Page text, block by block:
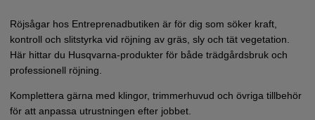
Röjsågar hos Entreprenadbutiken är för dig som söker kraft,
kontroll och slitstyrka vid röjning av gräs, sly och tät vegetation.
Här hittar du Husqvarna-produkter för både trädgårdsbruk och
professionell röjning.
Komplettera gärna med klingor, trimmerhuvud och övriga tillbehör
för att anpassa utrustningen efter jobbet.